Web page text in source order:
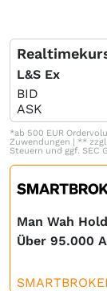
L&S Ex
BID
ASK
*ab 500 EUR
Zuwendungen | **
Steuern und ggf. SEC
Man Wah
Über 95.000